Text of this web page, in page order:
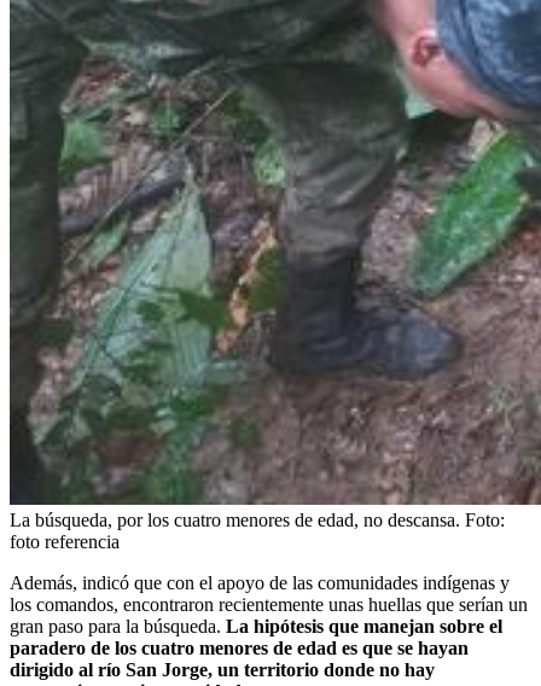
La búsqueda, por los cuatro menores de edad, no descansa. Foto:
foto referencia
Además, indicó que con el apoyo de las comunidades indígenas y
los comandos, encontraron recientemente unas huellas que serían un
gran paso para la búsqueda. La hipótesis que manejan sobre el
paradero de los cuatro menores de edad es que se hayan
dirigido al río San Jorge, un territorio donde no hay